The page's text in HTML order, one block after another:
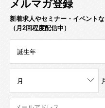
メルマガ登録
新着求人やセミナー・イベント
（月2回程度配信中）